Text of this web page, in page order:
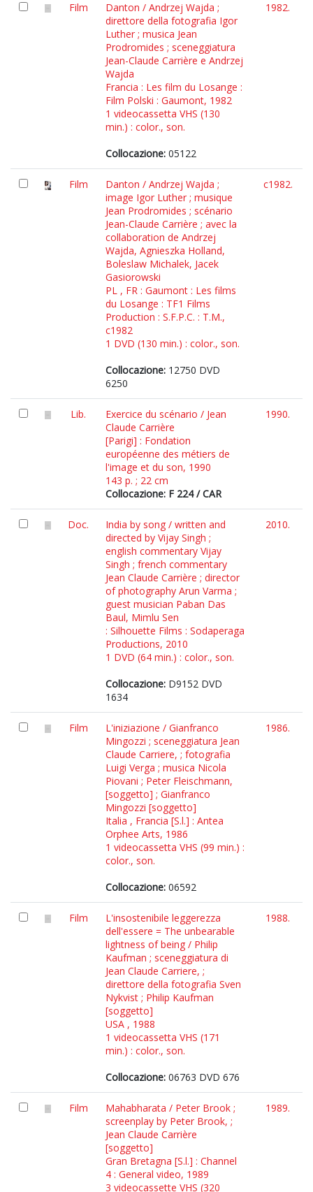
Film
Danton / Andrzej Wajda ;
direttore della fotografia Igor
Luther ; musica Jean
Prodromides ; sceneggiatura
Jean-Claude Carrière e Andrzej
Wajda
Francia : Les film du Losange :
Film Polski : Gaumont, 1982
1 videocassetta VHS (130
min.) : color., son.
Collocazione: 05122
1982.
Film
Danton / Andrzej Wajda ;
image Igor Luther ; musique
Jean Prodromides ; scénario
Jean-Claude Carrière ; avec la
collaboration de Andrzej
Wajda, Agnieszka Holland,
Boleslaw Michalek, Jacek
Gasiorowski
PL , FR : Gaumont : Les films
du Losange : TF1 Films
Production : S.F.P.C. : T.M.,
c1982
1 DVD (130 min.) : color., son.
Collocazione: 12750 DVD
6250
c1982.
Lib.
Exercice du scénario / Jean
Claude Carrière
[Parigi] : Fondation
européenne des métiers de
l'image et du son, 1990
143 p. ; 22 cm
Collocazione: F 224 / CAR
1990.
Doc.
India by song / written and
directed by Vijay Singh ;
english commentary Vijay
Singh ; french commentary
Jean Claude Carrière ; director
of photography Arun Varma ;
guest musician Paban Das
Baul, Mimlu Sen
: Silhouette Films : Sodaperaga
Productions, 2010
1 DVD (64 min.) : color., son.
Collocazione: D9152 DVD
1634
2010.
Film
L'iniziazione / Gianfranco
Mingozzi ; sceneggiatura Jean
Claude Carriere, ; fotografia
Luigi Verga ; musica Nicola
Piovani ; Peter Fleischmann,
[soggetto] ; Gianfranco
Mingozzi [soggetto]
Italia , Francia [S.l.] : Antea
Orphee Arts, 1986
1 videocassetta VHS (99 min.) :
color., son.
Collocazione: 06592
1986.
Film
L'insostenibile leggerezza
dell'essere = The unbearable
lightness of being / Philip
Kaufman ; sceneggiatura di
Jean Claude Carriere, ;
direttore della fotografia Sven
Nykvist ; Philip Kaufman
[soggetto]
USA , 1988
1 videocassetta VHS (171
min.) : color., son.
Collocazione: 06763 DVD 676
1988.
Film
Mahabharata / Peter Brook ;
screenplay by Peter Brook, ;
Jean Claude Carrière
[soggetto]
Gran Bretagna [S.l.] : Channel
4 : General video, 1989
3 videocassette VHS (320
1989.